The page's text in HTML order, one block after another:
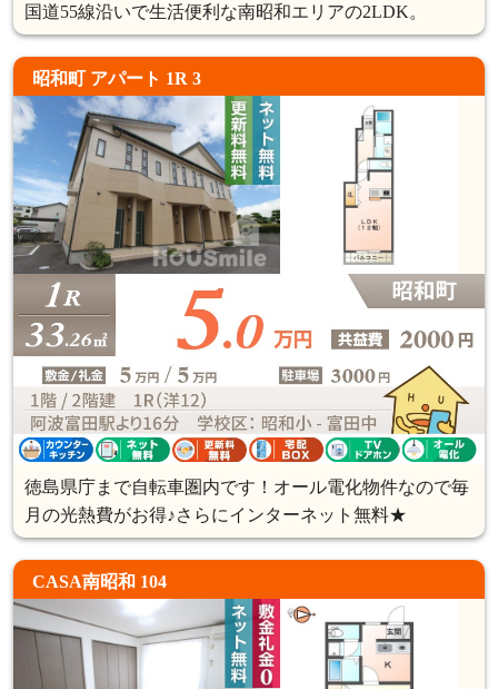
国道55線沿いで生活便利な南昭和エリアの2LDK。
昭和町 アパート 1R 3
徳島県庁まで自転車圏内です！オール電化物件なので毎
月の光熱費がお得♪さらにインターネット無料★
CASA南昭和 104